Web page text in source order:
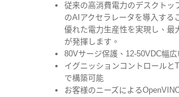
従来の高消費電力のデスクトッ
のAIアクセラレータを導入する
優れた電力生産性を実現し、最
が発揮します。
80Vサージ保護、12-50VDC幅
イグニッションコントロールと
で構築可能
お客様のニーズによる